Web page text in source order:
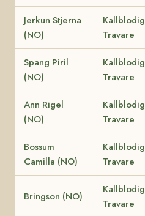
Jerkun Stjerna
(NO)
Kallblodig
Travare
Spang Piril
(NO)
Kallblodig
Travare
Ann Rigel
(NO)
Kallblodig
Travare
Bossum
Camilla (NO)
Kallblodig
Travare
Bringson (NO)
Kallblodig
Travare